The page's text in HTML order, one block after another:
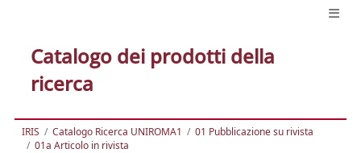
Catalogo dei prodotti della
ricerca
IRIS Catalogo Ricerca UNIROMA1
01 Pubblicazione su rivista
01a Articolo in rivista